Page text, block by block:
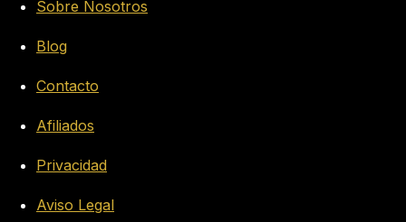
Sobre Nosotros
Blog
Contacto
Afiliados
Privacidad
Aviso Legal